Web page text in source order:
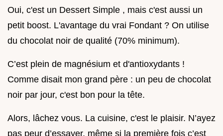
Oui, c'est un Dessert Simple , mais c'est aussi un
petit boost. L'avantage du vrai Fondant ? On utilise
du chocolat noir de qualité (70% minimum).
C’est plein de magnésium et d'antioxydants !
Comme disait mon grand père : un peu de chocolat
noir par jour, c'est bon pour la tête.
Alors, lâchez vous. La cuisine, c'est le plaisir. N’ayez
pas peur d’essayer, même si la première fois c’est